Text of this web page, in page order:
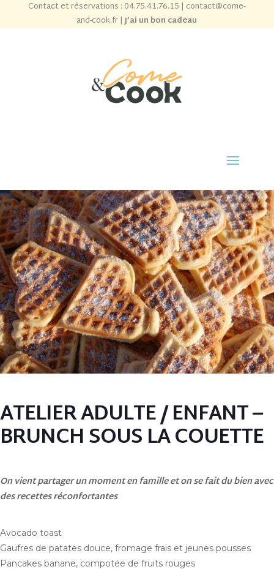
Contact et réservations : 04.75.41.76.15 | contact@come-
and-cook.fr|J’ai un bon cadeau
ATELIER ADULTE / ENFANT –
BRUNCH SOUS LA COUETTE
On vient partager un moment en famille et on se fait du bien avec
des recettes réconfortantes
Avocado toast
Gaufres de patates douce, fromage frais et jeunes pousses
Pancakes banane, compotée de fruits rouges